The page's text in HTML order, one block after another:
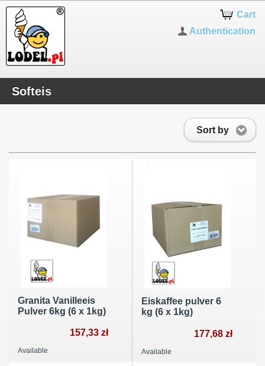
Cart
Authentication
Softeis
Sort by
Granita Vanilleeis
Pulver 6kg (6 x 1kg)
157,33 zł
Available
Eiskaffee pulver 6
kg (6 x 1kg)
177,68 zł
Available